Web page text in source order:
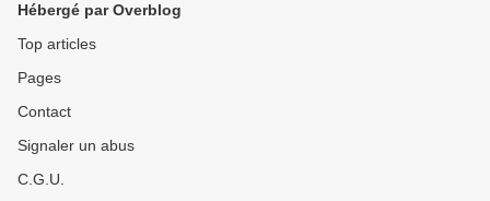
Hébergé par Overblog
Top articles
Pages
Contact
Signaler un abus
C.G.U.